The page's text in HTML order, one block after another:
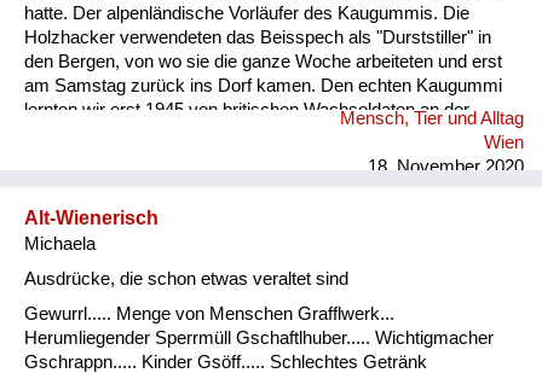
hatte. Der alpenländische Vorläufer des Kaugummis. Die
Holzhacker verwendeten das Beisspech als "Durststiller" in
den Bergen, von wo sie die ganze Woche arbeiteten und erst
am Samstag zurück ins Dorf kamen. Den echten Kaugummi
lernten wir erst 1945 von britischen Wachsoldaten an der
Grenze derBritischen Besatzungszone ihren Dienst versahen,
kennen. Hin und wieder bekamen wir von ihnen solchen
Lahnsattel. ...
Mensch, Tier und Alltag
Wien
18. November 2020
Alt-Wienerisch
Michaela
Ausdrücke, die schon etwas veraltet sind
Gewurrl..... Menge von Menschen Grafflwerk...
Herumliegender Sperrmüll Gschaftlhuber..... Wichtigmacher
Gschrappn..... Kinder Gsöff..... Schlechtes Getränk